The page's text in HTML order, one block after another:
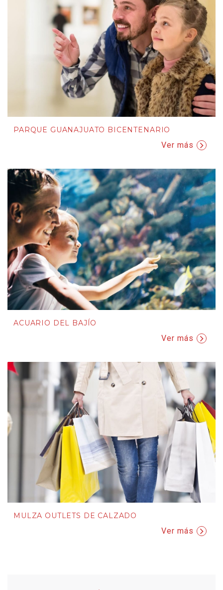
PARQUE GUANAJUATO BICENTENARIO
Ver más
ACUARIO DEL BAJÍO
Ver más
MULZA OUTLETS DE CALZADO
Ver más